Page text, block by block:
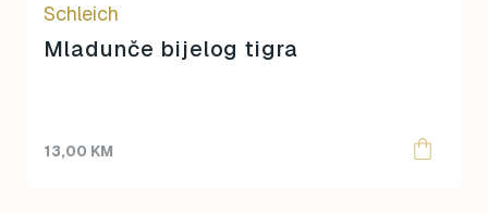
Schleich
Mladunče bijelog tigra
13,00 KM